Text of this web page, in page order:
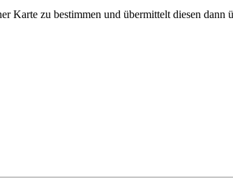
Karte zu bestimmen und übermittelt diesen dann